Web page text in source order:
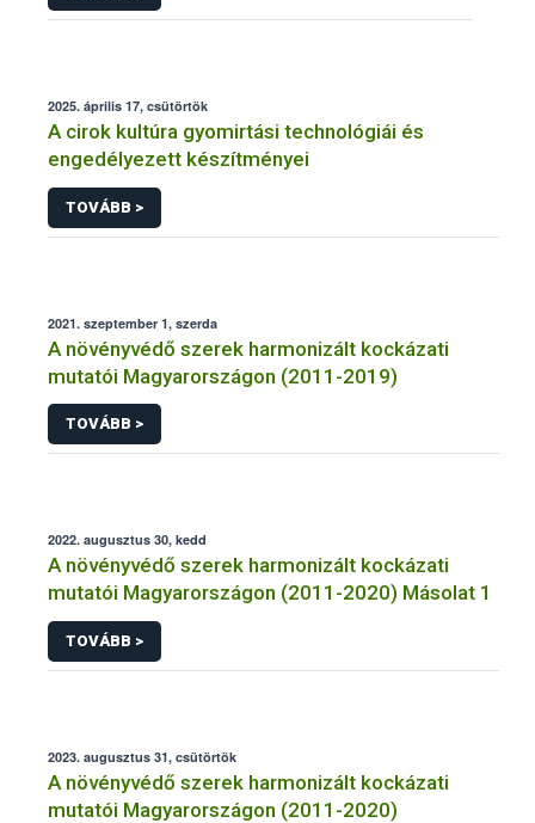
2025. április 17, csütörtök
A cirok kultúra gyomirtási technológiái és
engedélyezett készítményei
TOVÁBB >
2021. szeptember 1, szerda
A növényvédő szerek harmonizált kockázati
mutatói Magyarországon (2011-2019)
TOVÁBB >
2022. augusztus 30, kedd
A növényvédő szerek harmonizált kockázati
mutatói Magyarországon (2011-2020) Másolat 1
TOVÁBB >
2023. augusztus 31, csütörtök
A növényvédő szerek harmonizált kockázati
mutatói Magyarországon (2011-2020)